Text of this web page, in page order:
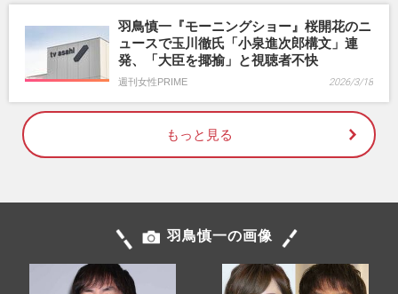
羽鳥慎一『モーニングショー』桜開花のニ
ュースで玉川徹氏「小泉進次郎構文」連
発、「大臣を揶揄」と視聴者不快
週刊女性PRIME 2026/3/18
もっと見る
羽鳥慎一の画像